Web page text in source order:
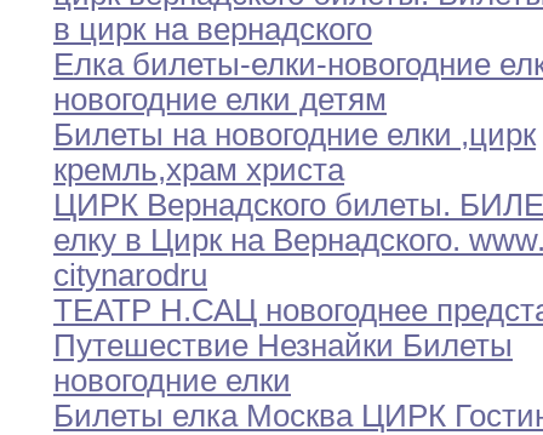
в цирк на вернадского
Елка билеты-елки-новогодние
новогодние елки детям
Билеты на новогодние елки ,цирк
кремль,храм христа
ЦИРК Вернадского билеты.
елку в Цирк на Вернадского. www
citynarodru
ТЕАТР Н.САЦ новогоднее
Путешествие Незнайки Билеты
новогодние елки
Билеты елка Москва ЦИРК